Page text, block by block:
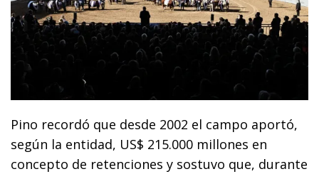
Pino recordó que desde 2002 el campo aportó,
según la entidad, US$ 215.000 millones en
concepto de retenciones y sostuvo que, durante